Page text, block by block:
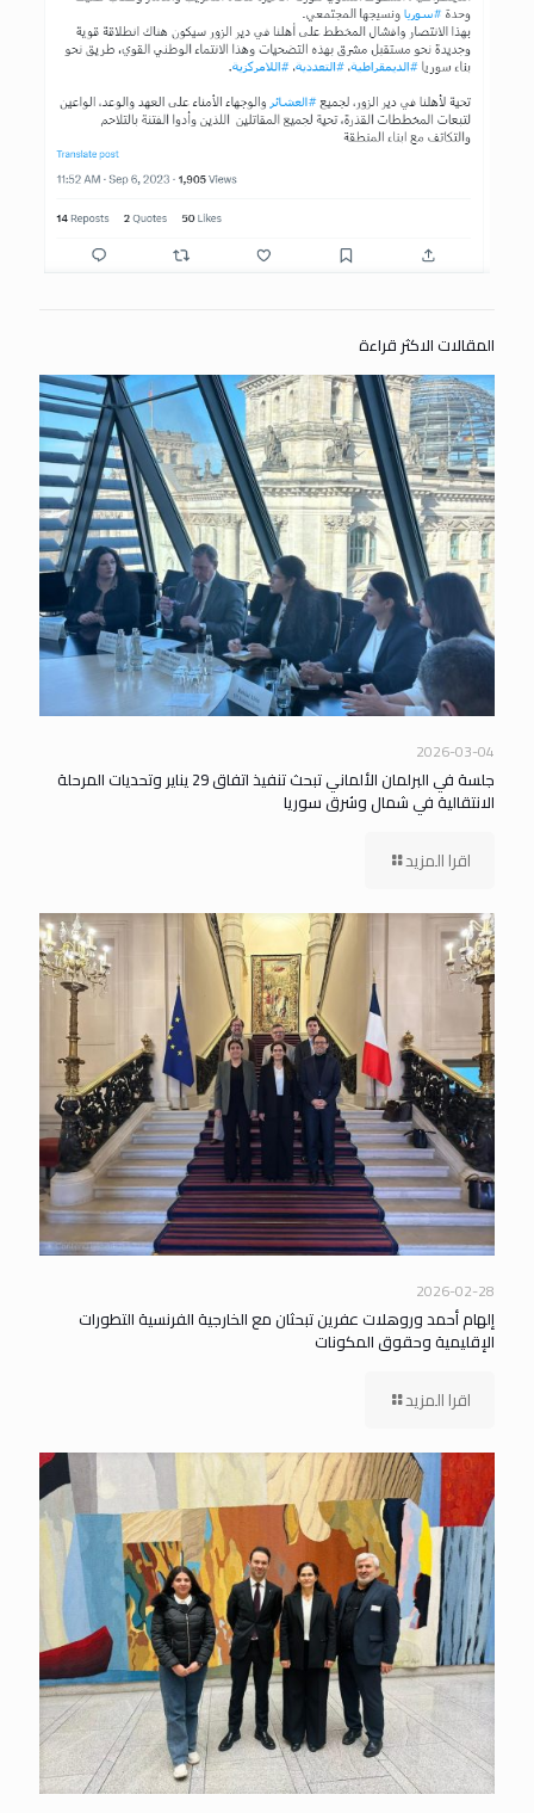
المقالات الاكثر قراءة
2026-03-04
جلسة في البرلمان الألماني تبحث تنفيذ اتفاق 29 يناير وتحديات المرحلة
الانتقالية في شمال وشرق سوريا
اقرا المزيد
2026-02-28
إلهام أحمد وروهلات عفرين تبحثان مع الخارجية الفرنسية التطورات
الإقليمية وحقوق المكونات
اقرا المزيد